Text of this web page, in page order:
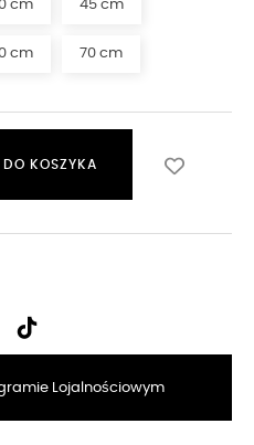
cm 45 cm
cm 70 cm
KOSZYKA
Lojalnościowym